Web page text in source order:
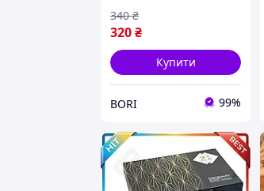
сталі для кемпінгу
походів
320₴
340 ₴
Купити
BORI 99%